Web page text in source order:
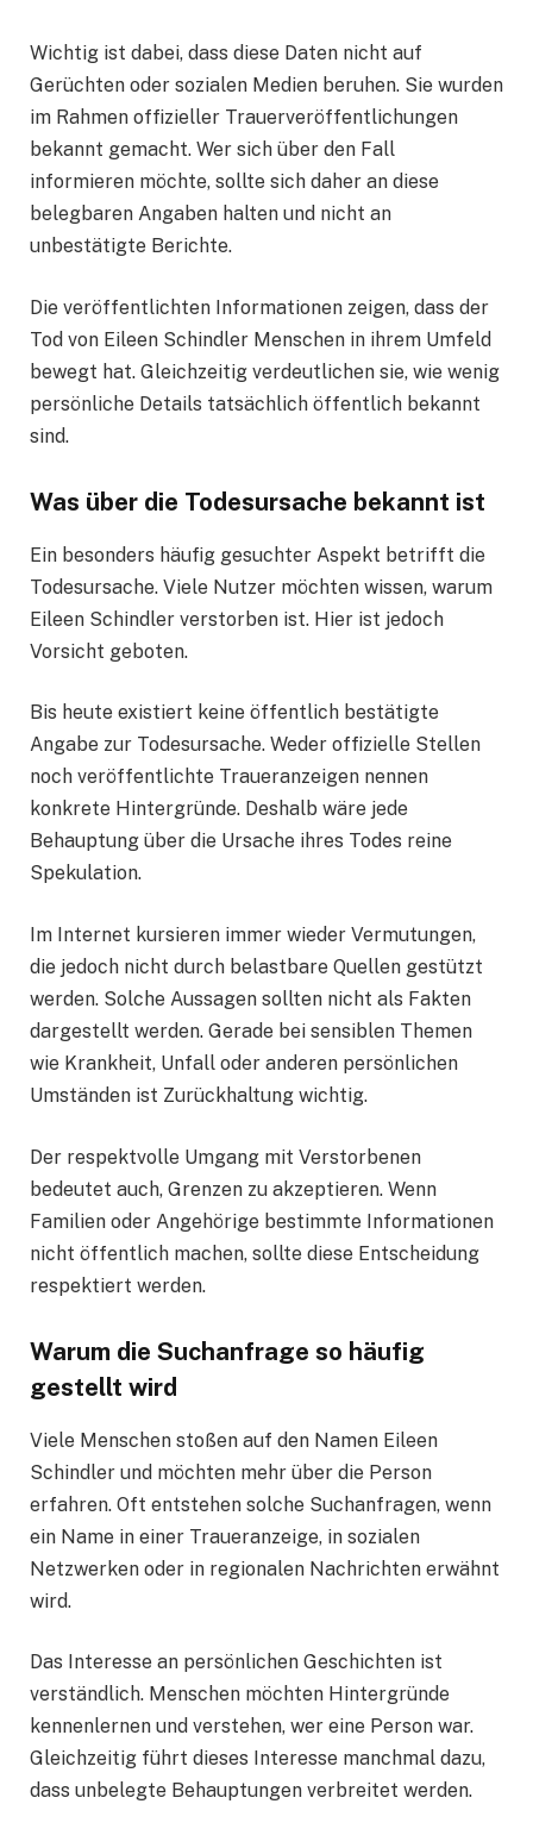
Wichtig ist dabei, dass diese Daten nicht auf
Gerüchten oder sozialen Medien beruhen. Sie wurden
im Rahmen offizieller Trauerveröffentlichungen
bekannt gemacht. Wer sich über den Fall
informieren möchte, sollte sich daher an diese
belegbaren Angaben halten und nicht an
unbestätigte Berichte.
Die veröffentlichten Informationen zeigen, dass der
Tod von Eileen Schindler Menschen in ihrem Umfeld
bewegt hat. Gleichzeitig verdeutlichen sie, wie wenig
persönliche Details tatsächlich öffentlich bekannt
sind.
Was über die Todesursache bekannt ist
Ein besonders häufig gesuchter Aspekt betrifft die
Todesursache. Viele Nutzer möchten wissen, warum
Eileen Schindler verstorben ist. Hier ist jedoch
Vorsicht geboten.
Bis heute existiert keine öffentlich bestätigte
Angabe zur Todesursache. Weder offizielle Stellen
noch veröffentlichte Traueranzeigen nennen
konkrete Hintergründe. Deshalb wäre jede
Behauptung über die Ursache ihres Todes reine
Spekulation.
Im Internet kursieren immer wieder Vermutungen,
die jedoch nicht durch belastbare Quellen gestützt
werden. Solche Aussagen sollten nicht als Fakten
dargestellt werden. Gerade bei sensiblen Themen
wie Krankheit, Unfall oder anderen persönlichen
Umständen ist Zurückhaltung wichtig.
Der respektvolle Umgang mit Verstorbenen
bedeutet auch, Grenzen zu akzeptieren. Wenn
Familien oder Angehörige bestimmte Informationen
nicht öffentlich machen, sollte diese Entscheidung
respektiert werden.
Warum die Suchanfrage so häufig
gestellt wird
Viele Menschen stoßen auf den Namen Eileen
Schindler und möchten mehr über die Person
erfahren. Oft entstehen solche Suchanfragen, wenn
ein Name in einer Traueranzeige, in sozialen
Netzwerken oder in regionalen Nachrichten erwähnt
wird.
Das Interesse an persönlichen Geschichten ist
verständlich. Menschen möchten Hintergründe
kennenlernen und verstehen, wer eine Person war.
Gleichzeitig führt dieses Interesse manchmal dazu,
dass unbelegte Behauptungen verbreitet werden.